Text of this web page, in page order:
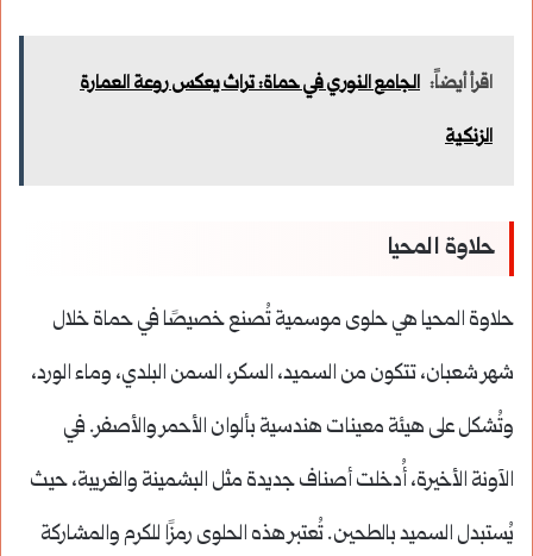
اقرأ أيضاً: الجامع النوري في حماة: تراث يعكس روعة العمارة
الزنكية
حلاوة المحيا
حلاوة المحيا هي حلوى موسمية تُصنع خصيصًا في حماة خلال
شهر شعبان، تتكون من السميد، السكر، السمن البلدي، وماء الورد،
وتُشكل على هيئة معينات هندسية بألوان الأحمر والأصفر. في
الآونة الأخيرة، أُدخلت أصناف جديدة مثل البشمينة والغريبة، حيث
يُستبدل السميد بالطحين. تُعتبر هذه الحلوى رمزًا للكرم والمشاركة